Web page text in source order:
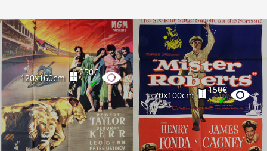
120x160cm
250€
✔
70x100cm
150€
✔